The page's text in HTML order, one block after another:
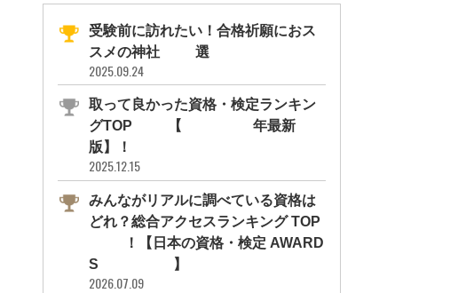
受験前に訪れたい！合格祈願におス
スメの神社11選
2025.09.24
取って良かった資格・検定ランキン
グTOP10【2026年最新
版】！
2025.12.15
みんながリアルに調べている資格は
どれ？総合アクセスランキング TOP
10！【日本の資格・検定 AWARD
S 2026】
2026.07.09